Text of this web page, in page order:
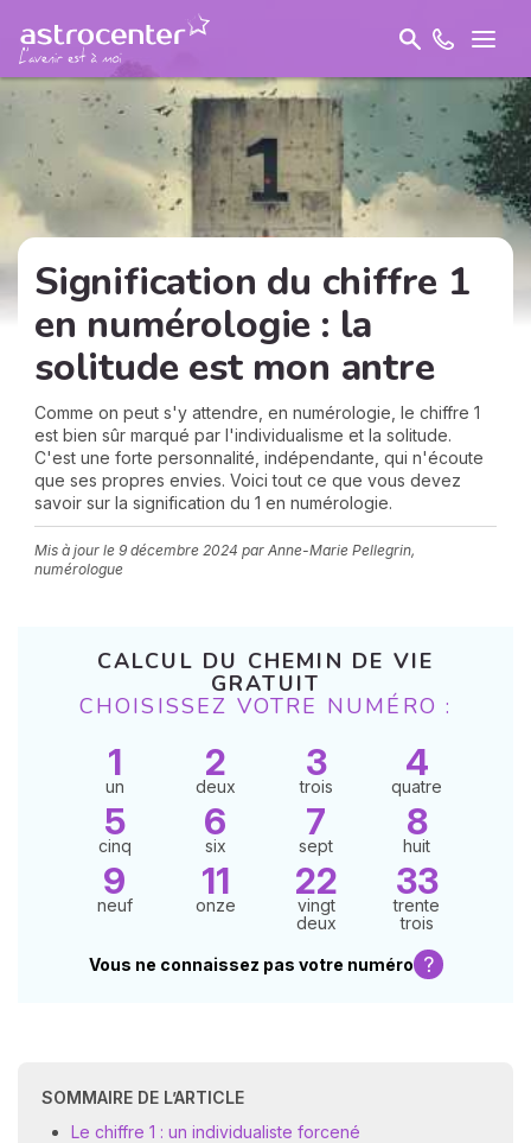
Signification du chiffre 1
en numérologie : la
solitude est mon antre
Comme on peut s'y attendre, en numérologie, le chiffre 1
est bien sûr marqué par l'individualisme et la solitude.
C'est une forte personnalité, indépendante, qui n'écoute
que ses propres envies. Voici tout ce que vous devez
savoir sur la signification du 1 en numérologie.
Mis à jour le 9 décembre 2024 par Anne-Marie Pellegrin,
numérologue
CALCUL DU CHEMIN DE VIE
GRATUIT
CHOISISSEZ VOTRE NUMÉRO :
1
un
2
deux
3
trois
4
quatre
5
cinq
6
six
7
sept
8
huit
9
neuf
11
onze
22
vingt
deux
33
trente
trois
Vous ne connaissez pas votre numéro ?
SOMMAIRE DE L’ARTICLE
Le chiffre 1 : un individualiste forcené